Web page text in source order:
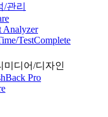
/관리
Analyzer
TestComplete
미디어/디자인
Pro